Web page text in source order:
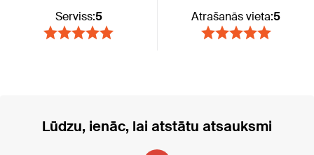
Serviss:5 Atrašanās vieta:5
Lūdzu, ienāc, lai atstātu atsauksmi